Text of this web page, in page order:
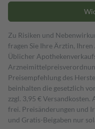
Zu Risiken und
fragen Sie Ihre Ärztin,
Üblicher
Preisempfehlung des
beinhalten die gesetzlich
zzgl. 3,95 €
frei. Preisänderungen und
und Gratis-Beigaben nur